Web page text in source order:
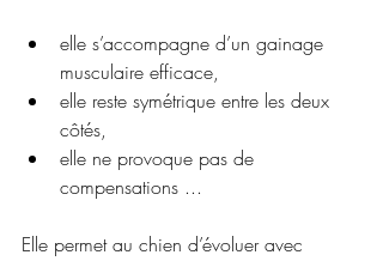
elle s’accompagne d’un gainage
musculaire efficace,
elle reste symétrique entre les deux
côtés,
elle ne provoque pas de
compensations ...
Elle permet au chien d’évoluer avec